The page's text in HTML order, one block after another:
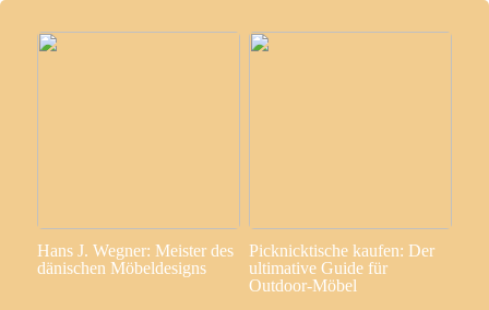
Hans J. Wegner: Meister des
dänischen Möbeldesigns
Picknicktische kaufen: Der
ultimative Guide für
Outdoor-Möbel